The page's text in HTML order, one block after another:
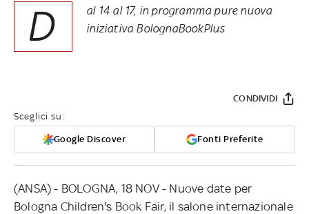
D
al 14 al 17, in programma pure nuova
iniziativa BolognaBookPlus
Sceglici su:
Google Discover Fonti Preferite
CONDIVIDI
(ANSA) - BOLOGNA, 18 NOV - Nuove date per
Bologna Children's Book Fair, il salone internazionale